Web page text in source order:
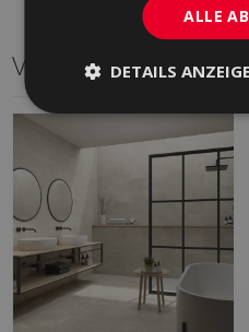
Verwandte Serien
ALLE
DETAILS